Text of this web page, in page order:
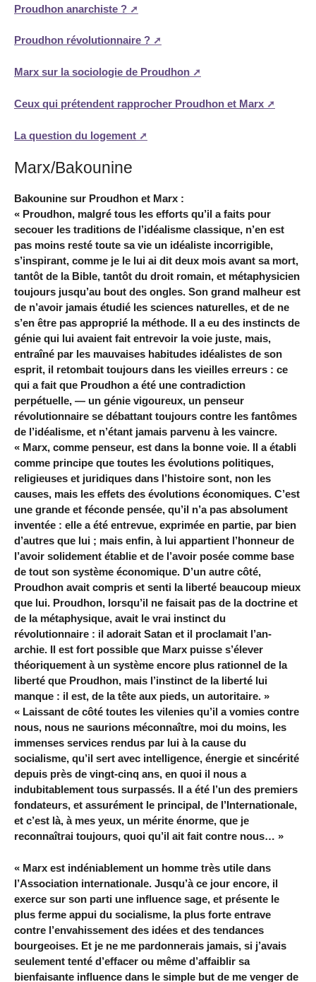
Proudhon anarchiste ?
Proudhon révolutionnaire ?
Marx sur la sociologie de Proudhon
Ceux qui prétendent rapprocher Proudhon et Marx
La question du logement
Marx/Bakounine
Bakounine sur Proudhon et Marx :
« Proudhon, malgré tous les efforts qu’il a faits pour
secouer les traditions de l’idéalisme classique, n’en est
pas moins resté toute sa vie un idéaliste incorrigible,
s’inspirant, comme je le lui ai dit deux mois avant sa mort,
tantôt de la Bible, tantôt du droit romain, et métaphysicien
toujours jusqu’au bout des ongles. Son grand malheur est
de n’avoir jamais étudié les sciences naturelles, et de ne
s’en être pas approprié la méthode. Il a eu des instincts de
génie qui lui avaient fait entrevoir la voie juste, mais,
entraîné par les mauvaises habitudes idéalistes de son
esprit, il retombait toujours dans les vieilles erreurs : ce
qui a fait que Proudhon a été une contradiction
perpétuelle, — un génie vigoureux, un penseur
révolutionnaire se débattant toujours contre les fantômes
de l’idéalisme, et n’étant jamais parvenu à les vaincre.
« Marx, comme penseur, est dans la bonne voie. Il a établi
comme principe que toutes les évolutions politiques,
religieuses et juridiques dans l’histoire sont, non les
causes, mais les effets des évolutions économiques. C’est
une grande et féconde pensée, qu’il n’a pas absolument
inventée : elle a été entrevue, exprimée en partie, par bien
d’autres que lui ; mais enfin, à lui appartient l’honneur de
l’avoir solidement établie et de l’avoir posée comme base
de tout son système économique. D’un autre côté,
Proudhon avait compris et senti la liberté beaucoup mieux
que lui. Proudhon, lorsqu’il ne faisait pas de la doctrine et
de la métaphysique, avait le vrai instinct du
révolutionnaire : il adorait Satan et il proclamait l’an-
archie. Il est fort possible que Marx puisse s’élever
théoriquement à un système encore plus rationnel de la
liberté que Proudhon, mais l’instinct de la liberté lui
manque : il est, de la tête aux pieds, un autoritaire. »
« Laissant de côté toutes les vilenies qu’il a vomies contre
nous, nous ne saurions méconnaître, moi du moins, les
immenses services rendus par lui à la cause du
socialisme, qu’il sert avec intelligence, énergie et sincérité
depuis près de vingt-cinq ans, en quoi il nous a
indubitablement tous surpassés. Il a été l’un des premiers
fondateurs, et assurément le principal, de l’Internationale,
et c’est là, à mes yeux, un mérite énorme, que je
reconnaîtrai toujours, quoi qu’il ait fait contre nous… »
« Marx est indéniablement un homme très utile dans
l’Association internationale. Jusqu’à ce jour encore, il
exerce sur son parti une influence sage, et présente le
plus ferme appui du socialisme, la plus forte entrave
contre l’envahissement des idées et des tendances
bourgeoises. Et je ne me pardonnerais jamais, si j’avais
seulement tenté d’effacer ou même d’affaiblir sa
bienfaisante influence dans le simple but de me venger de